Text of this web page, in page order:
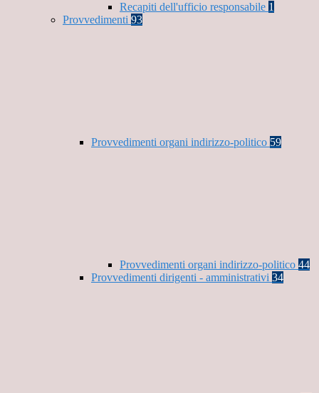
Recapiti dell'ufficio responsabile 1
Provvedimenti 93
Provvedimenti organi indirizzo-politico 59
Provvedimenti organi indirizzo-politico 44
Provvedimenti dirigenti - amministrativi 34